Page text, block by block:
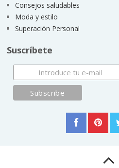
Consejos saludables
Moda y estilo
Superación Personal
Suscríbete